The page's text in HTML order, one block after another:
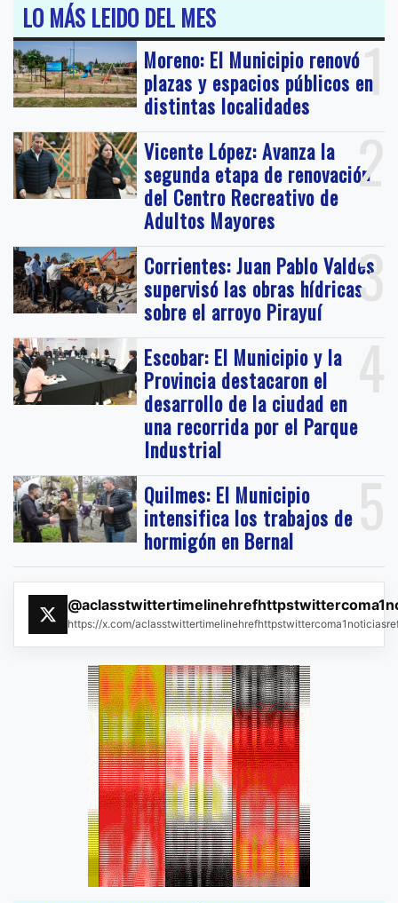
LO MÁS LEIDO DEL MES
1
Moreno: El Municipio renovó
plazas y espacios públicos en
distintas localidades
2
Vicente López: Avanza la
segunda etapa de renovación
del Centro Recreativo de
Adultos Mayores
3
Corrientes: Juan Pablo Valdés
supervisó las obras hídricas
sobre el arroyo Pirayuí
4
Escobar: El Municipio y la
Provincia destacaron el
desarrollo de la ciudad en
una recorrida por el Parque
Industrial
5
Quilmes: El Municipio
intensifica los trabajos de
hormigón en Bernal
https://x.com/